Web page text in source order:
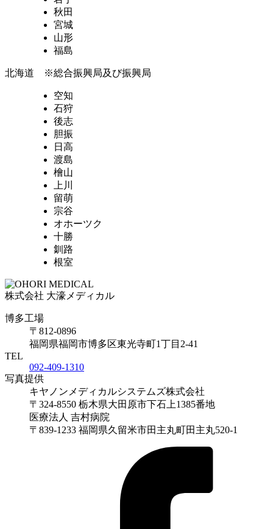
秋田
宮城
山形
福島
北海道 ※総合振興局及び振興局
空知
石狩
後志
胆振
日高
渡島
檜山
上川
留萌
宗谷
オホーツク
十勝
釧路
根室
株式会社 大濠メディカル
博多工場
〒812-0896
福岡県福岡市博多区東光寺町1丁目2-41
TEL
092-409-1310
写真提供
キヤノンメディカルシステムズ株式会社
〒324-8550 栃木県大田原市下石上1385番地
医療法人 吉村病院
〒839-1233 福岡県久留米市田主丸町田主丸520-1